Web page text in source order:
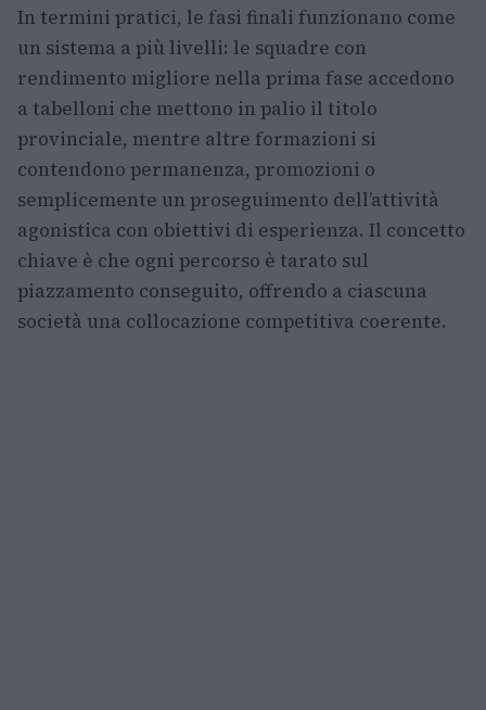
In termini pratici, le fasi finali funzionano come
un sistema a più livelli: le squadre con
rendimento migliore nella prima fase accedono
a tabelloni che mettono in palio il titolo
provinciale, mentre altre formazioni si
contendono permanenza, promozioni o
semplicemente un proseguimento dell’attività
agonistica con obiettivi di esperienza. Il concetto
chiave è che ogni percorso è tarato sul
piazzamento conseguito, offrendo a ciascuna
società una collocazione competitiva coerente.